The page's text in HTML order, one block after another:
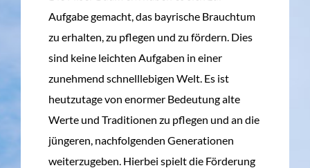
Aufgabe gemacht, das bayrische Brauchtum
zu erhalten, zu pflegen und zu fördern. Dies
sind keine leichten Aufgaben in einer
zunehmend schnelllebigen Welt. Es ist
heutzutage von enormer Bedeutung alte
Werte und Traditionen zu pflegen und an die
jüngeren, nachfolgenden Generationen
weiterzugeben. Hierbei spielt die Förderung